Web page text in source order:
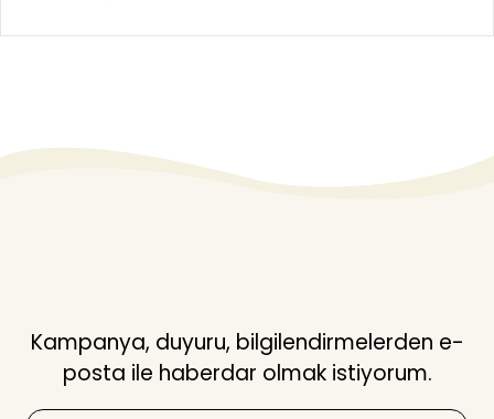
Kampanya, duyuru, bilgilendirmelerden e-
posta ile haberdar olmak istiyorum.